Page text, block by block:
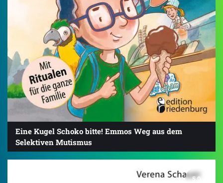
Eine Kugel Schoko bitte! Emmos Weg aus dem
Selektiven Mutismus
5.0